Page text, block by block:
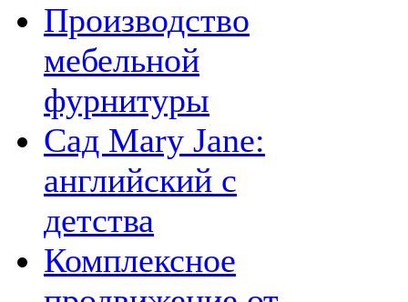
Производство
мебельной
фурнитуры
Сад Mary Jane:
английский с
детства
Комплексное